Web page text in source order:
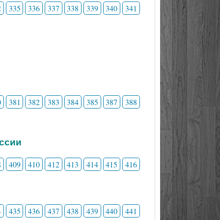
335 336 337 338 339 340 341
381 382 383 384 385 387 388
409 410 412 413 414 415 416
435 436 437 438 439 440 441